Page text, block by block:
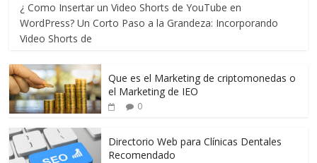
¿ Como Insertar un Video Shorts de YouTube en
WordPress? Un Corto Paso a la Grandeza: Incorporando
Video Shorts de
Que es el Marketing de criptomonedas o
el Marketing de IEO
0
Directorio Web para Clínicas Dentales
Recomendado